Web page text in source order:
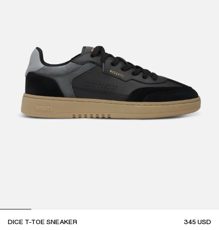
DICE T-TOE SNEAKER 345USD